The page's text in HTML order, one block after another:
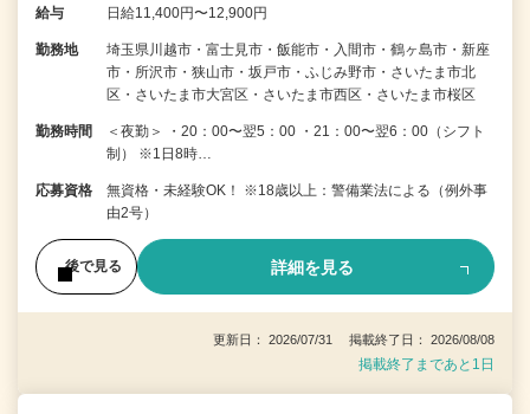
給与 日給11,400円〜12,900円
勤務地
埼玉県川越市・富士見市・飯能市・入間市・鶴ヶ島市・新座
市・所沢市・狭山市・坂戸市・ふじみ野市・さいたま市北
区・さいたま市大宮区・さいたま市西区・さいたま市桜区
勤務時間
＜夜勤＞ ・20：00〜翌5：00 ・21：00〜翌6：00（シフト
制） ※1日8時…
応募資格
無資格・未経験OK！ ※18歳以上：警備業法による（例外事
由2号）
後で見る 詳細を見る
更新日： 2026/07/31 掲載終了日： 2026/08/08
掲載終了まであと1日